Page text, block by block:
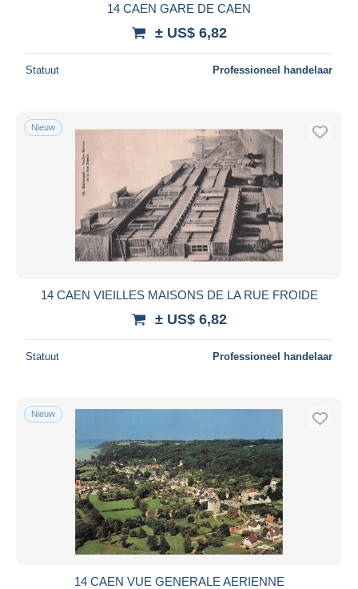
14 CAEN GARE DE CAEN
± US$ 6,82
Statuut Professioneel handelaar
Nieuw
14 CAEN VIEILLES MAISONS DE LA RUE FROIDE
± US$ 6,82
Statuut Professioneel handelaar
Nieuw
14 CAEN VUE GENERALE AERIENNE